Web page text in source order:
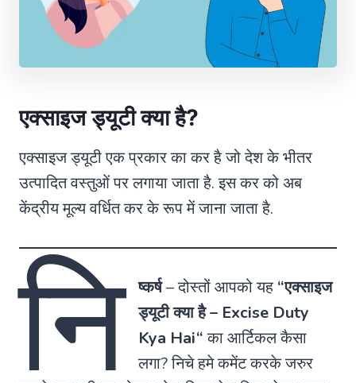
एक्साइज ड्यूटी क्या है?
एक्साइज ड्यूटी एक प्रकार का कर है जो देश के भीतर
उत्पादित वस्तुओं पर लगाया जाता है. इस कर को अब
केंद्रीय मूल्य वर्धित कर के रूप में जाना जाता है.
नि ष्कर्ष– दोस्तों आपको यह “एक्साइज
ड्यूटी क्या है – Excise Duty
Kya Hai“का आर्टिकल कैसा
लगा? निचे हमे कमेंट करके जरुर